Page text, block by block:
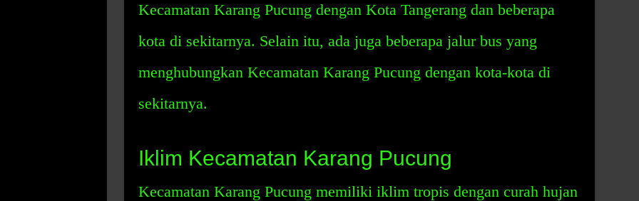
Kecamatan Karang Pucung dengan Kota Tangerang dan beberapa
kota di sekitarnya. Selain itu, ada juga beberapa jalur bus yang
menghubungkan Kecamatan Karang Pucung dengan kota-kota di
sekitarnya.
Iklim Kecamatan Karang Pucung
Kecamatan Karang Pucung memiliki iklim tropis dengan curah hujan